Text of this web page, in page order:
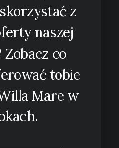
skorzystać z
naszej
Zobacz co
tobie
Mare w